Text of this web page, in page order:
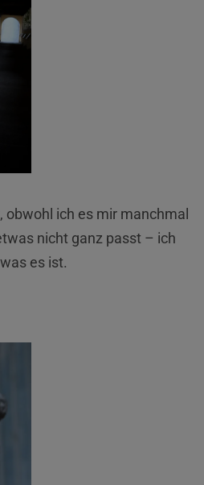
obwohl ich es mir manchmal
nicht ganz passt – ich
es ist.